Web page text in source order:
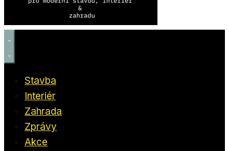
Stavba
Interiér
Zahrada
Zprávy
Akce